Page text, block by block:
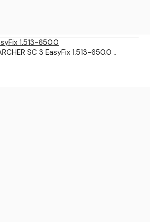
1.513-650.0
SC 3 EasyFix 1.513-650.0 ..